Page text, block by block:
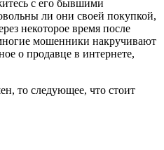
с его бывшими
ли они своей покупкой,
некоторое время после
мошенники накручивают
о продавце в интернете,
то следующее, что стоит